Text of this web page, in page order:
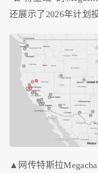
还展示了2026年计划
▲网传特斯拉